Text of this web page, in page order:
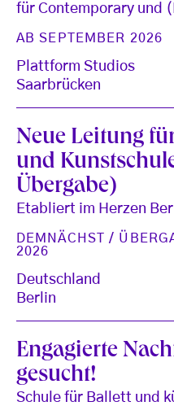
für Contemporary und
AB SEPTEMBER 2026
Plattform Studios
Saarbrücken
Neue Leitung
und
Übergabe)
Etabliert im Herzen
DEMNÄCHST /
2026
Deutschland
Berlin
Engagierte
gesucht!
Schule für Ballett und